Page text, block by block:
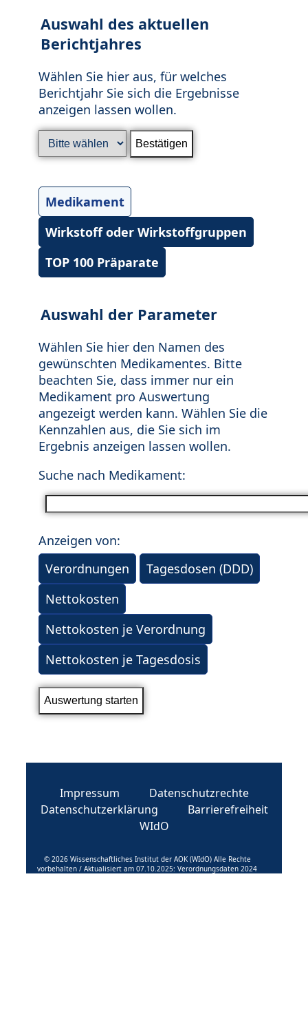
Auswahl des aktuellen
Berichtjahres
Wählen Sie hier aus, für welches
Berichtjahr Sie sich die Ergebnisse
anzeigen lassen wollen.
Medikament
Wirkstoff oder Wirkstoffgruppen
TOP 100 Präparate
Auswahl der Parameter
Wählen Sie hier den Namen des
gewünschten Medikamentes. Bitte
beachten Sie, dass immer nur ein
Medikament pro Auswertung
angezeigt werden kann. Wählen Sie die
Kennzahlen aus, die Sie sich im
Ergebnis anzeigen lassen wollen.
Suche nach Medikament:
Anzeigen von:
Verordnungen
Tagesdosen (DDD)
Nettokosten
Nettokosten je Verordnung
Nettokosten je Tagesdosis
Impressum
Datenschutzrechte
Datenschutzerklärung
Barrierefreiheit
WIdO
© 2026 Wissenschaftliches Institut der AOK (WIdO) Alle Rechte
vorbehalten / Aktualisiert am 07.10.2025: Verordnungsdaten 2024